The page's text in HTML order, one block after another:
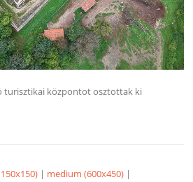
turisztikai központot osztottak ki
| medium (600x450) |